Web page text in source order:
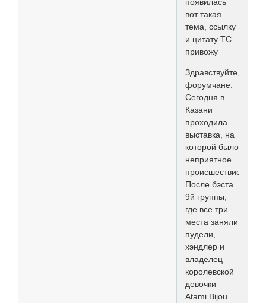
вот такая
тема, ссылку
и цитату ТС
привожу
Здравствуйте,
форумчане.
Сегодня в
Казани
проходила
выставка, на
которой было
неприятное
происшествие.
После бэста
9й группы,
где все три
места заняли
пудели,
хэндлер и
владелец
королевской
девочки
Atami Bijou